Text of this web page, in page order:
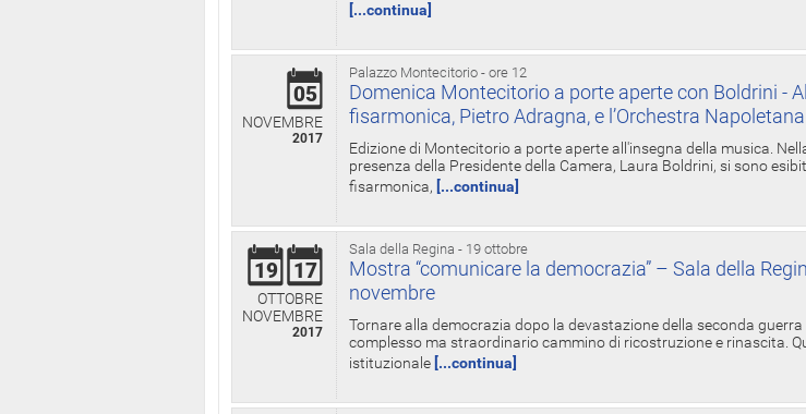
[...continua]
Palazzo Montecitorio - ore 12
05
NOVEMBRE
2017
Domenica Montecitorio a porte aperte con Boldrini -
fisarmonica, Pietro Adragna, e l’Orchestra Napoletana
Edizione di Montecitorio a porte aperte all'insegna della musica.
presenza della Presidente della Camera, Laura Boldrini, si sono
fisarmonica, [...continua]
Sala della Regina - 19 ottobre
19 17
OTTOBRE
NOVEMBRE
2017
Mostra “comunicare la democrazia” – Sala della
novembre
Tornare alla democrazia dopo la devastazione della seconda
complesso ma straordinario cammino di ricostruzione e rinascita.
istituzionale [...continua]